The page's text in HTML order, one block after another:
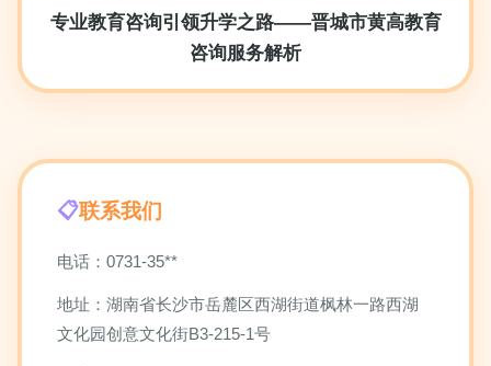
专业教育咨询引领升学之路——晋城市黄高教育
咨询服务解析
联系我们
电话：0731-35**
地址：湖南省长沙市岳麓区西湖街道枫林一路西湖
文化园创意文化街B3-215-1号